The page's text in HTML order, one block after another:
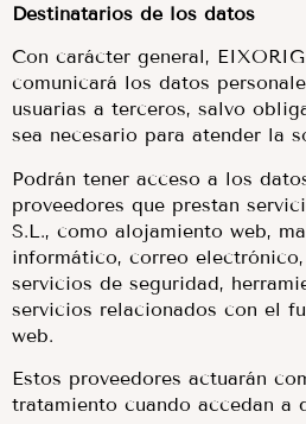
Destinatarios de los datos
Con carácter general,
comunicará los datos
usuarias a terceros, salvo
sea necesario para atender la
Podrán tener acceso a los
proveedores que prestan
S.L., como alojamiento web,
informático, correo
servicios de seguridad,
servicios relacionados con el
web.
Estos proveedores actuarán
tratamiento cuando accedan a